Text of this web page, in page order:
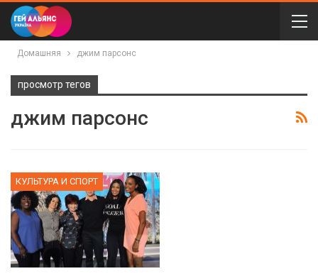
Домашняя джим парсонс
просмотр тегов
джим парсонс
КУЛЬТУРА И СПОРТ